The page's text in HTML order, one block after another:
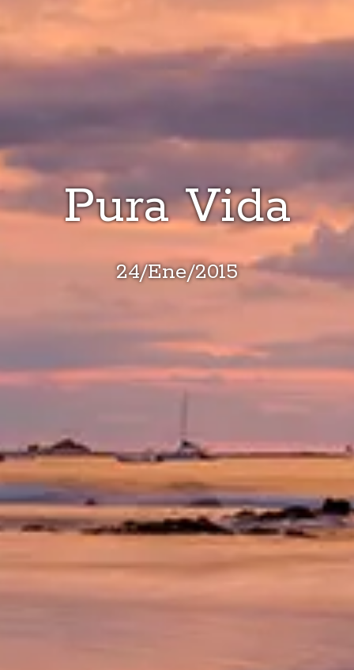
Pura Vida
24/Ene/2015